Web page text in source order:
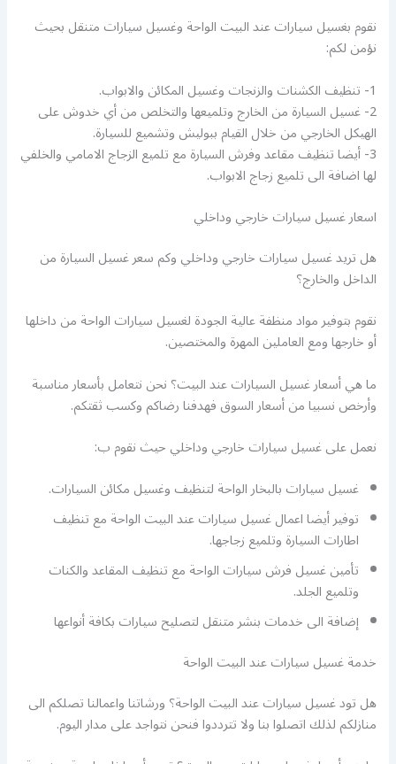
نقوم بغسيل سيارات عند البيت الواحة وغسيل سيارات متنقل بحيث
نؤمن لكم:
1- تنظيف الكشنات والزنجات وغسيل المكائن والابواب.
2- غسيل السيارة من الخارج وتلميعها والتخلص من أي خدوش على
الهيكل الخارجي من خلال القيام ببوليش وتشميع للسيارة.
3- أيضا تنظيف مقاعد وفرش السيارة مع تلميع الزجاج الامامي والخلفي
لها اضافة الى تلميع زجاج الابواب.
اسعار غسيل سيارات خارجي وداخلي
هل تريد غسيل سيارات خارجي وداخلي وكم سعر غسيل السيارة من
الداخل والخارج؟
نقوم بتوفير مواد منظفة عالية الجودة لغسيل سيارات الواحة من داخلها
أو خارجها ومع العاملين المهرة والمختصين.
ما هي أسعار غسيل السيارات عند البيت؟ نحن نتعامل بأسعار مناسبة
وأرخص نسبيا من أسعار السوق فهدفنا رضاكم وكسب ثقتكم.
نعمل على غسيل سيارات خارجي وداخلي حيث نقوم ب:
غسيل سيارات بالبخار الواحة لتنظيف وغسيل مكائن السيارات.
توفير أيضا اعمال غسيل سيارات عند البيت الواحة مع تنظيف
اطارات السيارة وتلميع زجاجها.
تأمين غسيل فرش سيارات الواحة مع تنظيف المقاعد والكنات
وتلميع الجلد.
إضافة الى خدمات بنشر متنقل لتصليح سيارات بكافة أنواعها
خدمة غسيل سيارات عند البيت الواحة
هل تود غسيل سيارات عند البيت الواحة؟ ورشاتنا واعمالنا تصلكم الى
منازلكم لذلك اتصلوا بنا ولا تترددوا فنحن نتواجد على مدار اليوم.